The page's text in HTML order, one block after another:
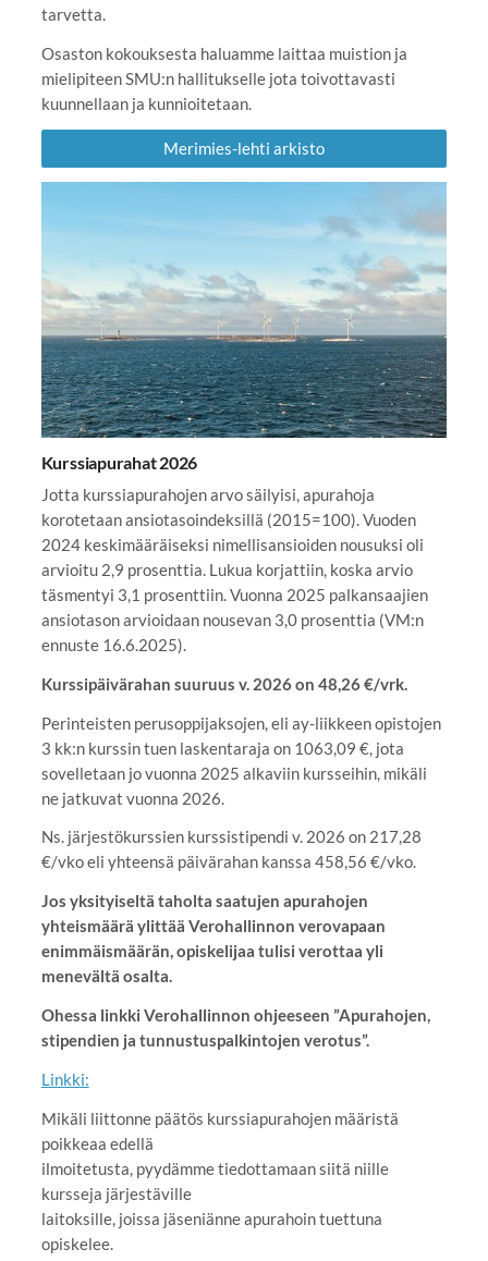
tarvetta.
Osaston kokouksesta haluamme laittaa muistion ja
mielipiteen SMU:n hallitukselle jota toivottavasti
kuunnellaan ja kunnioitetaan.
Merimies-lehti arkisto
Kurssiapurahat 2026
Jotta kurssiapurahojen arvo säilyisi, apurahoja
korotetaan ansiotasoindeksillä (2015=100). Vuoden
2024 keskimääräiseksi nimellisansioiden nousuksi oli
arvioitu 2,9 prosenttia. Lukua korjattiin, koska arvio
täsmentyi 3,1 prosenttiin. Vuonna 2025 palkansaajien
ansiotason arvioidaan nousevan 3,0 prosenttia (VM:n
ennuste 16.6.2025).
Kurssipäivärahan suuruus v. 2026 on 48,26 €/vrk.
Perinteisten perusoppijaksojen, eli ay-liikkeen opistojen
3 kk:n kurssin tuen laskentaraja on 1063,09 €, jota
sovelletaan jo vuonna 2025 alkaviin kursseihin, mikäli
ne jatkuvat vuonna 2026.
Ns. järjestökurssien kurssistipendi v. 2026 on 217,28
€/vko eli yhteensä päivärahan kanssa 458,56 €/vko.
Jos yksityiseltä taholta saatujen apurahojen
yhteismäärä ylittää Verohallinnon verovapaan
enimmäismäärän, opiskelijaa tulisi verottaa yli
menevältä osalta.
Ohessa linkki Verohallinnon ohjeeseen ”Apurahojen,
stipendien ja tunnustuspalkintojen verotus”.
Linkki:
Mikäli liittonne päätös kurssiapurahojen määristä
poikkeaa edellä
ilmoitetusta, pyydämme tiedottamaan siitä niille
kursseja järjestäville
laitoksille, joissa jäseniänne apurahoin tuettuna
opiskelee.